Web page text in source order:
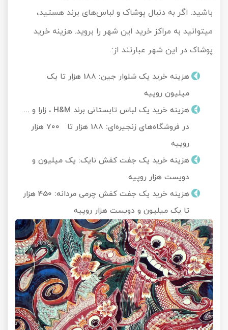
باشید. اگر به دنبال پوشاک و لباس‌های برند هستید،
می‎توانید به مراکز خرید این شهر را بروید. هزینه خرید
پوشاک در این شهر عبارتند از:
هزینه خرید یک شلوار جین: 188 هزار تا یک
میلیون روپیه
هزینه خرید یک لباس تابستانی برند H&M ، زارا و ...
در فروشگاه‌های زنجیره‌ای: 188 هزار تا 700 هزار
روپیه
هزینه خرید یک جفت کفش نایک: یک میلیون و
دویست هزار روپیه
هزینه خرید یک جفت کفش چرمی مردانه: 450 هزار
تا یک میلیون و دویست هزار روپیه